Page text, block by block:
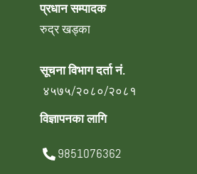
प्रधान सम्पादक
रुद्र खड्का
सूचना विभाग दर्ता नं.
४५७५/२०८०/२०८१
विज्ञापनका लागि
9851076362